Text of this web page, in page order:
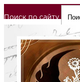
Поиск по сайту